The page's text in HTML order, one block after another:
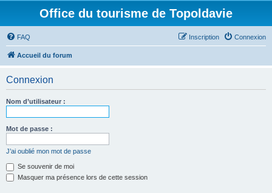
Office du tourisme de Topoldavie
FAQ Connexion
Inscription
Accueil du forum
Connexion
Nom d’utilisateur :
Mot de passe :
J’ai oublié mon mot de passe
Se souvenir de moi
Masquer ma présence lors de cette session